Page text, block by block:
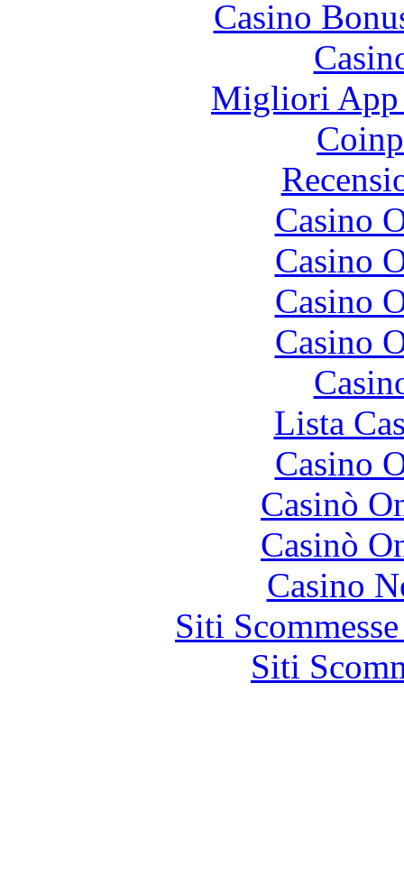
Casino
Migliori App
Casino
Casino
Casino
Casino
Lista
Casino
Casinò
Casinò
Casino
Siti
Siti